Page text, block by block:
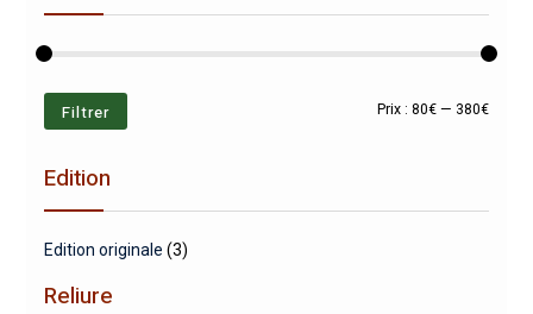
Prix
Prix
Filtrer Prix :80€ — 380€
Edition
Edition originale (3)
Reliure